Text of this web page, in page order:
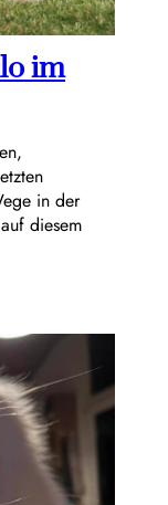
im
in der
diesem